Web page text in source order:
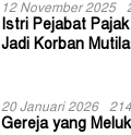
12 November 2025
Istri Pejabat
Jadi Korban
20 Januari 2026
Gereja yang